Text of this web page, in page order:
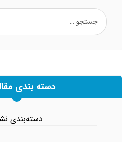
دسته بندی
دسته‌بندی